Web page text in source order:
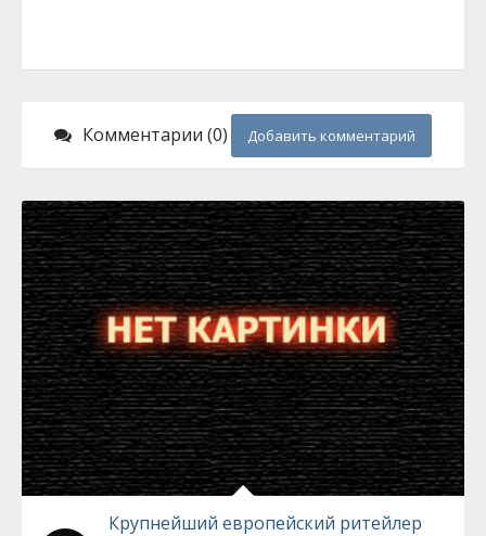
Комментарии (0) Добавить комментарий
Крупнейший европейский ритейлер